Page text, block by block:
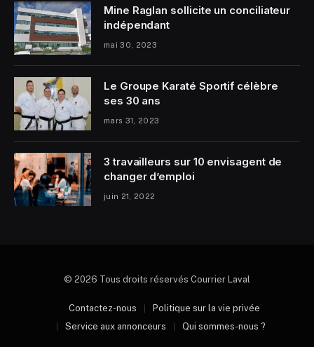
Mine Raglan sollicite un conciliateur
indépendant
mai 30, 2023
Le Groupe Karaté Sportif célèbre
ses 30 ans
mars 31, 2023
3 travailleurs sur 10 envisagent de
changer d’emploi
juin 21, 2022
© 2026 Tous droits réservés Courrier Laval
Contactez-nous
Politique sur la vie privée
Service aux annonceurs
Qui sommes-nous ?